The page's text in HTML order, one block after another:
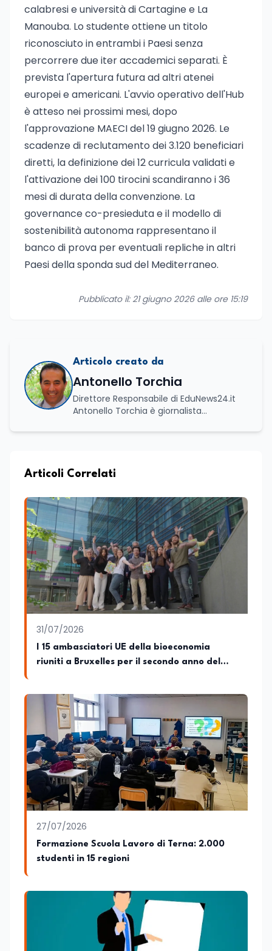
calabresi e università di Cartagine e La
Manouba. Lo studente ottiene un titolo
riconosciuto in entrambi i Paesi senza
percorrere due iter accademici separati. È
prevista l'apertura futura ad altri atenei
europei e americani. L'avvio operativo dell'Hub
è atteso nei prossimi mesi, dopo
l'approvazione MAECI del 19 giugno 2026. Le
scadenze di reclutamento dei 3.120 beneficiari
diretti, la definizione dei 12 curricula validati e
l'attivazione dei 100 tirocini scandiranno i 36
mesi di durata della convenzione. La
governance co-presieduta e il modello di
sostenibilità autonoma rappresentano il
banco di prova per eventuali repliche in altri
Paesi della sponda sud del Mediterraneo.
Pubblicato il: 21 giugno 2026 alle ore 15:19
Articolo creato da
Antonello Torchia
Direttore Responsabile di EduNews24.it
Antonello Torchia è giornalista
con un percorso formativo e
economico, geopolitico, comunicativo e
accademica multidisciplinare: ha
conseguito la Laurea in Economia e
Commercio (quadriennale, Vecchio
Ordinamento), la Laurea Magistrale in
Relazioni Internazionali (LM-52) con la
votazione di 110/110 e lode, e la Laurea
Magistrale in Scienze Geografiche (LM-
80). Un trittico di competenze che gli
consente di leggere i fenomeni
contemporanei con una prospettiva che
abbraccia le dinamiche economiche, le
relazioni tra Stati e le dimensioni spaziali
e territoriali della società. Nel corso della
significativa esperienza nella
testate della carta stampata. Questa
esperienza sul campo gli ha conferito
una padronanza trasversale dei linguaggi
mediatici, dalla televisione al digitale.
Attualmente ricopre il ruolo di Direttore
Responsabile di EduNews24.it, testata
giornalistica online dedicata al mondo
dell'istruzione, della formazione e delle
politiche educative italiane ed europee,
dove cura la linea editoriale e
supervisiona la produzione di contenuti
operatori del settore educativo. È inoltre
docente di Comunicazione presso la
mediazione linguistica, dove mette a
disposizione delle nuove generazioni di
professionisti della comunicazione il
proprio bagaglio di competenze
giornalistiche, analitiche e accademiche.
Articoli Correlati
31/07/2026
I 15 ambasciatori UE della bioeconomia
riuniti a Bruxelles per il secondo anno del
27/07/2026
Formazione Scuola Lavoro di Terna: 2.000
studenti in 15 regioni